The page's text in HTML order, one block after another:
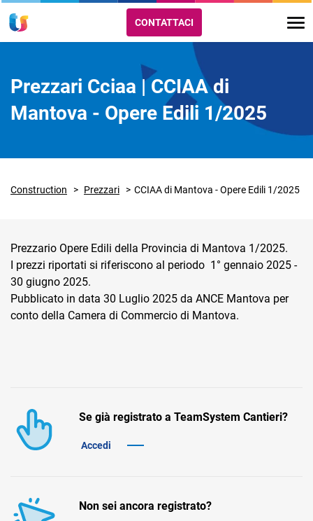
CRM
Ecommerce
Fatturazione
CONTATTACI
Prezzari Cciaa | CCIAA di
Mantova - Opere Edili 1/2025
Construction Prezzari CCIAA di Mantova - Opere Edili 1/2025
Prezzario Opere Edili della Provincia di Mantova 1/2025.
I prezzi riportati si riferiscono al periodo 1° gennaio 2025 -
30 giugno 2025.
Pubblicato in data 30 Luglio 2025 da ANCE Mantova per
conto della Camera di Commercio di Mantova.
Se già registrato a TeamSystem Cantieri?
Accedi
Non sei ancora registrato?